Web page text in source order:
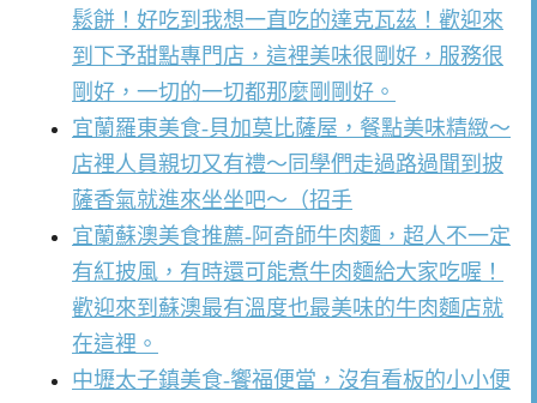
鬆餅！好吃到我想一直吃的達克瓦茲！歡迎來
到下予甜點專門店，這裡美味很剛好，服務很
剛好，一切的一切都那麼剛剛好。
宜蘭羅東美食-貝加莫比薩屋，餐點美味精緻～
店裡人員親切又有禮～同學們走過路過聞到披
薩香氣就進來坐坐吧～（招手
宜蘭蘇澳美食推薦-阿奇師牛肉麵，超人不一定
有紅披風，有時還可能煮牛肉麵給大家吃喔！
歡迎來到蘇澳最有溫度也最美味的牛肉麵店就
在這裡。
中壢太子鎮美食-饗福便當，沒有看板的小小便